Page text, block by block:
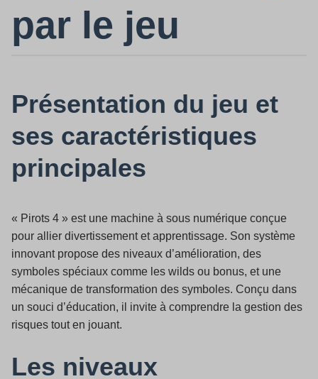
par le jeu
Présentation du jeu et
ses caractéristiques
principales
« Pirots 4 » est une machine à sous numérique conçue
pour allier divertissement et apprentissage. Son système
innovant propose des niveaux d’amélioration, des
symboles spéciaux comme les wilds ou bonus, et une
mécanique de transformation des symboles. Conçu dans
un souci d’éducation, il invite à comprendre la gestion des
risques tout en jouant.
Les niveaux